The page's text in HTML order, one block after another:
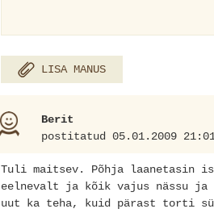
LISA MANUS
Berit
postitatud 05.01.2009
Tuli maitsev. Põhja laanetasin
eelnevalt ja kõik vajus nässu ja
uut ka teha, kuid pärast torti